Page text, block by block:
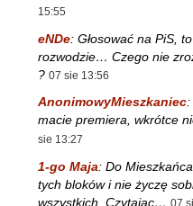
15:55
eNDe: Głosować na PiS,
rozwodzie… Czego nie
? 07 sie 13:56
AnonimowyMieszkaniec:
macie premiera, wkrótce
sie 13:27
1-go Maja: Do
tych bloków i nie życzę
wszystkich. Czytając…